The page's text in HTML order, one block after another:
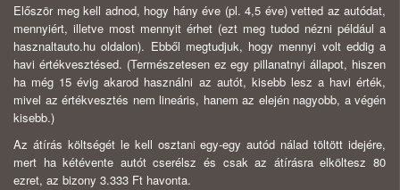
Először meg kell adnod, hogy hány éve (pl. 4,5 éve) vetted az autódat,
mennyiért, illetve most mennyit érhet (ezt meg tudod nézni például a
hasznaltauto.hu oldalon). Ebből megtudjuk, hogy mennyi volt eddig a
havi értékvesztésed. (Természetesen ez egy pillanatnyi állapot, hiszen
ha még 15 évig akarod használni az autót, kisebb lesz a havi érték,
mivel az értékvesztés nem lineáris, hanem az elején nagyobb, a végén
kisebb.)
Az átírás költségét le kell osztani egy-egy autód nálad töltött idejére,
mert ha kétévente autót cserélsz és csak az átírásra elköltesz 80
ezret, az bizony 3.333 Ft havonta.